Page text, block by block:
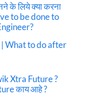
के लिये क्या करना
to be done to
| What to do after
Xtra Future ?
काय आहे ?